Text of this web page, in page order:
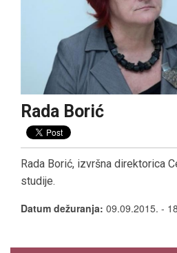
PORTRETI RADNIKA
ART AKCIJE
PRIJATELJI MUZEJA
UKLJUČI SE!
Rada Borić
Rada Borić, izvršna direktorica
studije.
Datum dežuranja: 09.09.2015. -